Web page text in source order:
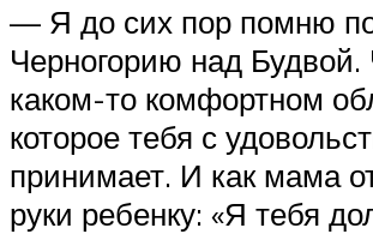
— Я до сих пор помню
Черногорию над Будвой.
каком-то комфортном
которое тебя с
принимает. И как мама
руки ребенку: «Я тебя